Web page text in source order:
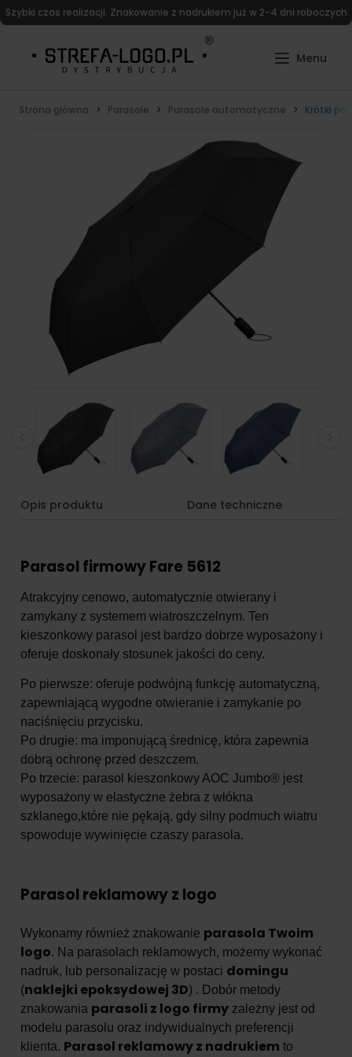
Szybki czas realizacji. Znakowanie z nadrukiem już w 2-4 dni roboczych
Strona główna Parasole Parasole automatyczne Krótki
Opis produktu Dane techniczne
Parasol firmowy Fare 5612
Atrakcyjny cenowo, automatycznie otwierany i
zamykany z systemem wiatroszczelnym. Ten
kieszonkowy parasol jest bardzo dobrze wyposażony i
oferuje doskonały stosunek jakości do ceny.
Po pierwsze: oferuje podwójną funkcję automatyczną,
zapewniającą wygodne otwieranie i zamykanie po
naciśnięciu przycisku.
Po drugie: ma imponującą średnicę, która zapewnia
dobrą ochronę przed deszczem.
Po trzecie: parasol kieszonkowy AOC Jumbo® jest
wyposażony w elastyczne żebra z włókna
szklanego,które nie pękają, gdy silny podmuch wiatru
spowoduje wywinięcie czaszy parasola.
Parasol reklamowy z logo
Wykonamy również znakowanie parasola Twoim
logo. Na parasolach reklamowych, możemy wykonać
nadruk, lub personalizację w postaci domingu
(naklejki epoksydowej 3D) . Dobór metody
znakowania parasoli z logo firmy zależny jest od
modelu parasolu oraz indywidualnych preferencji
klienta. Parasol reklamowy z nadrukiem to